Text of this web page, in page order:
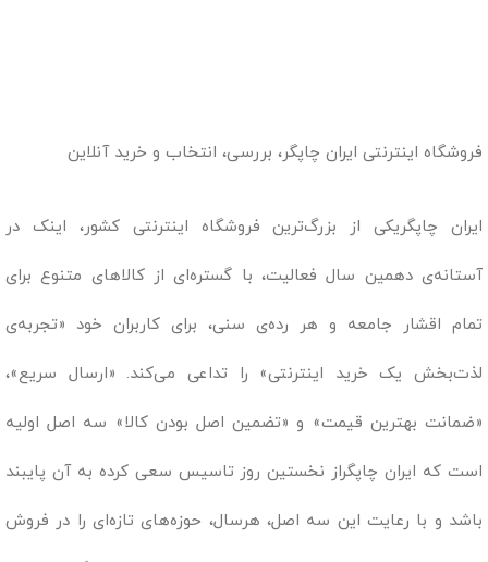
فروشگاه اینترنتی ایران چاپگر، بررسی، انتخاب و خرید آنلاین
ایران چاپگریکی از بزرگ‌ترین فروشگاه اینترنتی کشور، اینک در
آستانه‌ی دهمین سال فعالیت، با گستره‌ای از کالاهای متنوع برای
تمام اقشار جامعه و هر رده‌ی سنی، برای کاربران خود «تجربه‌ی
لذت‌بخش یک خرید اینترنتی» را تداعی می‌کند. «ارسال سریع»،
«ضمانت بهترین قیمت» و «تضمین اصل بودن کالا» سه اصل اولیه
است که ایران چاپگراز نخستین روز تاسیس سعی کرده به آن پایبند
باشد و با رعایت این سه اصل، هرسال، حوزه‌های تازه‌ای را در فروش